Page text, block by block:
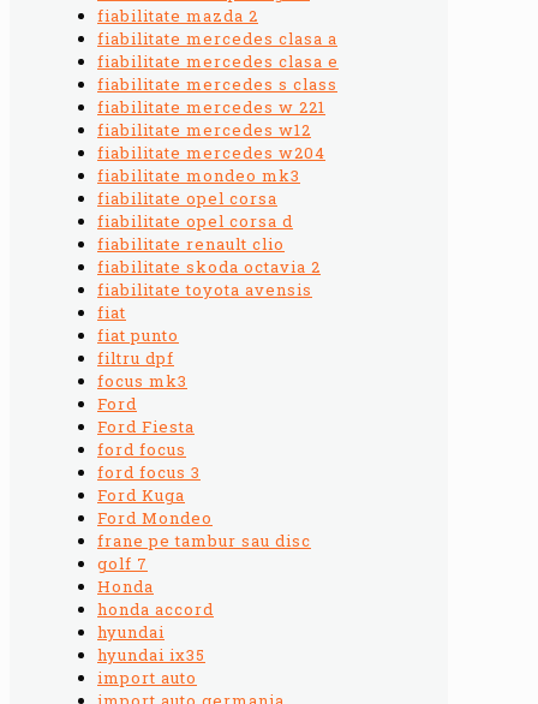
fiabilitate mazda 2
fiabilitate mercedes clasa a
fiabilitate mercedes clasa e
fiabilitate mercedes s class
fiabilitate mercedes w 221
fiabilitate mercedes w12
fiabilitate mercedes w204
fiabilitate mondeo mk3
fiabilitate opel corsa
fiabilitate opel corsa d
fiabilitate renault clio
fiabilitate skoda octavia 2
fiabilitate toyota avensis
fiat
fiat punto
filtru dpf
focus mk3
Ford
Ford Fiesta
ford focus
ford focus 3
Ford Kuga
Ford Mondeo
frane pe tambur sau disc
golf 7
Honda
honda accord
hyundai
hyundai ix35
import auto